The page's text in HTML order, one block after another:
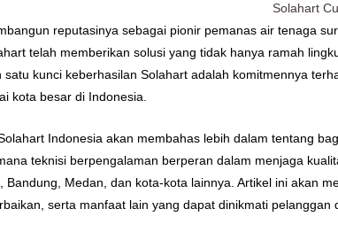
Solahart
reputasinya sebagai pionir pemanas air tenaga
telah memberikan solusi yang tidak hanya ramah
satu kunci keberhasilan Solahart adalah komitmennya
kota besar di Indonesia.
Indonesia akan membahas lebih dalam tentang
teknisi berpengalaman berperan dalam menjaga
Bandung, Medan, dan kota-kota lainnya. Artikel ini akan
serta manfaat lain yang dapat dinikmati pelanggan